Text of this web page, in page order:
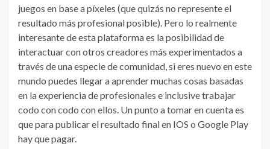
juegos en base a píxeles (que quizás no represente el
resultado más profesional posible). Pero lo realmente
interesante de esta plataforma es la posibilidad de
interactuar con otros creadores más experimentados a
través de una especie de comunidad, si eres nuevo en este
mundo puedes llegar a aprender muchas cosas basadas
en la experiencia de profesionales e inclusive trabajar
codo con codo con ellos. Un punto a tomar en cuenta es
que para publicar el resultado final en IOS o Google Play
hay que pagar.